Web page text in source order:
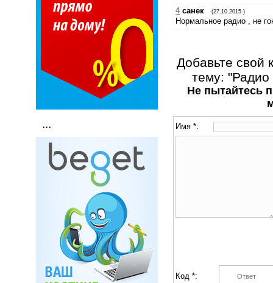
...
4 санек (27.10.2015 )
Нормальное радио , не
Добавьте свой
тему: "Радио
Не пытайтесь
Имя *:
Код *: